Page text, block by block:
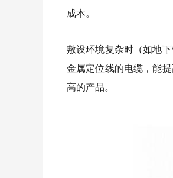
成本。
敷设环境复杂时（如地
金属定位线的电缆，能
高的产品。